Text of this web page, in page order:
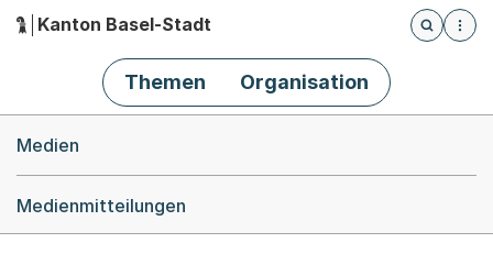
Hauptnavigation
Kanton Basel-Stadt
Öffnet
Themen Organisation
Medien
Medienmitteilungen